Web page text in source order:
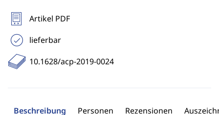
Artikel PDF
lieferbar
10.1628/acp-2019-0024
Beschreibung Personen Rezensionen